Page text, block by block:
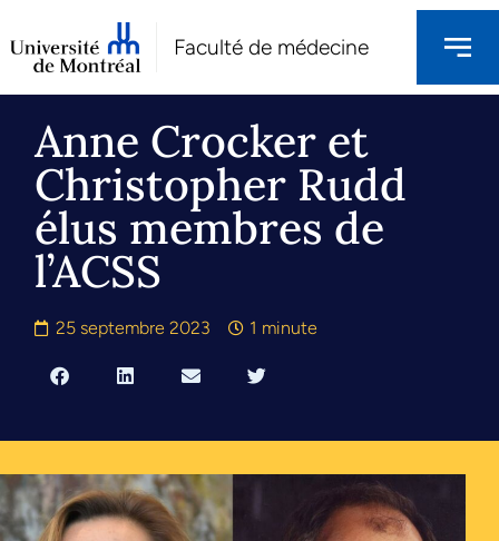
Faculté de médecine
Anne Crocker et
Christopher Rudd
élus membres de
l’ACSS
25 septembre 2023 1 minute